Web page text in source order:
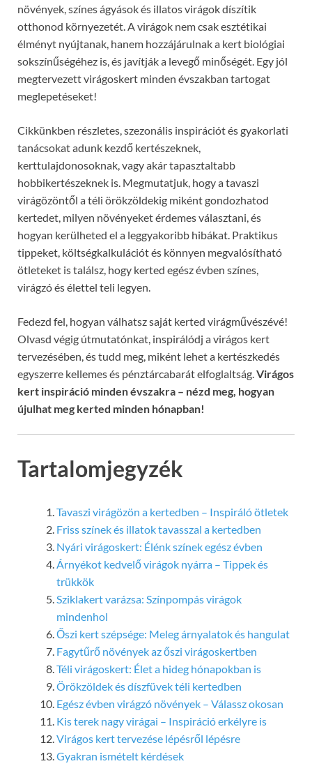
növények, színes ágyások és illatos virágok díszítik
otthonod környezetét. A virágok nem csak esztétikai
élményt nyújtanak, hanem hozzájárulnak a kert biológiai
sokszínűségéhez is, és javítják a levegő minőségét. Egy jól
megtervezett virágoskert minden évszakban tartogat
meglepetéseket!
Cikkünkben részletes, szezonális inspirációt és gyakorlati
tanácsokat adunk kezdő kertészeknek,
kerttulajdonosoknak, vagy akár tapasztaltabb
hobbikertészeknek is. Megmutatjuk, hogy a tavaszi
virágözöntől a téli örökzöldekig miként gondozhatod
kertedet, milyen növényeket érdemes választani, és
hogyan kerülheted el a leggyakoribb hibákat. Praktikus
tippeket, költségkalkulációt és könnyen megvalósítható
ötleteket is találsz, hogy kerted egész évben színes,
virágzó és élettel teli legyen.
Fedezd fel, hogyan válhatsz saját kerted virágművészévé!
Olvasd végig útmutatónkat, inspirálódj a virágos kert
tervezésében, és tudd meg, miként lehet a kertészkedés
egyszerre kellemes és pénztárcabarát elfoglaltság. Virágos
kert inspiráció minden évszakra – nézd meg, hogyan
újulhat meg kerted minden hónapban!
Tartalomjegyzék
Tavaszi virágözön a kertedben – Inspiráló ötletek
Friss színek és illatok tavasszal a kertedben
Nyári virágoskert: Élénk színek egész évben
Árnyékot kedvelő virágok nyárra – Tippek és
trükkök
Sziklakert varázsa: Színpompás virágok
mindenhol
Őszi kert szépsége: Meleg árnyalatok és hangulat
Fagytűrő növények az őszi virágoskertben
Téli virágoskert: Élet a hideg hónapokban is
Örökzöldek és díszfüvek téli kertedben
Egész évben virágzó növények – Válassz okosan
Kis terek nagy virágai – Inspiráció erkélyre is
Virágos kert tervezése lépésről lépésre
Gyakran ismételt kérdések